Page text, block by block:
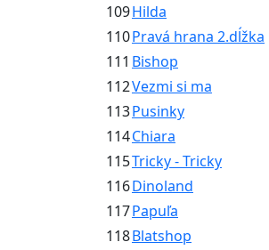
109Hilda
110Pravá hrana 2.dĺžka
111 Bishop
112Vezmi si ma
113Pusinky
114Chiara
115Tricky - Tricky
116Dinoland
117Papuľa
118Blatshop